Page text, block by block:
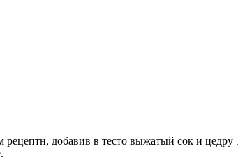
добавив в тесто выжатый сок и цедру